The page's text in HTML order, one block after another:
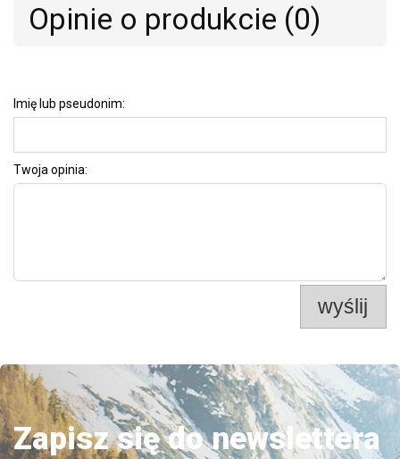
Opinie o produkcie (0)
Imię lub pseudonim:
Twoja opinia:
wyślij
Zapisz się do newslettera